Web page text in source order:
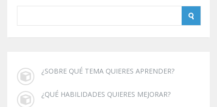
¿SOBRE QUÉ TEMA QUIERES APRENDER?
¿QUÉ HABILIDADES QUIERES MEJORAR?